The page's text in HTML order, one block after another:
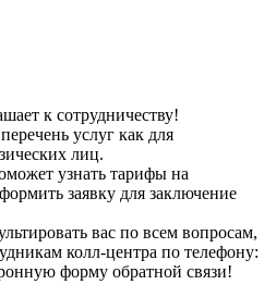
к сотрудничеству!
услуг как для
лиц.
узнать тарифы на
заявку для заключение
вас по всем вопросам,
колл-центра по телефону:
форму обратной связи!